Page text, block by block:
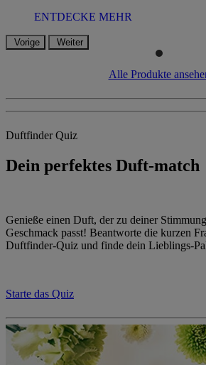
ENTDECKE MEHR
Vorige Weiter
Alle Produkte
Duftfinder Quiz
Dein perfektes Duft-match
Genieße einen Duft, der zu deiner
Geschmack passt! Beantworte die kurzen
Duftfinder-Quiz und finde dein Lieblings-
Starte das Quiz